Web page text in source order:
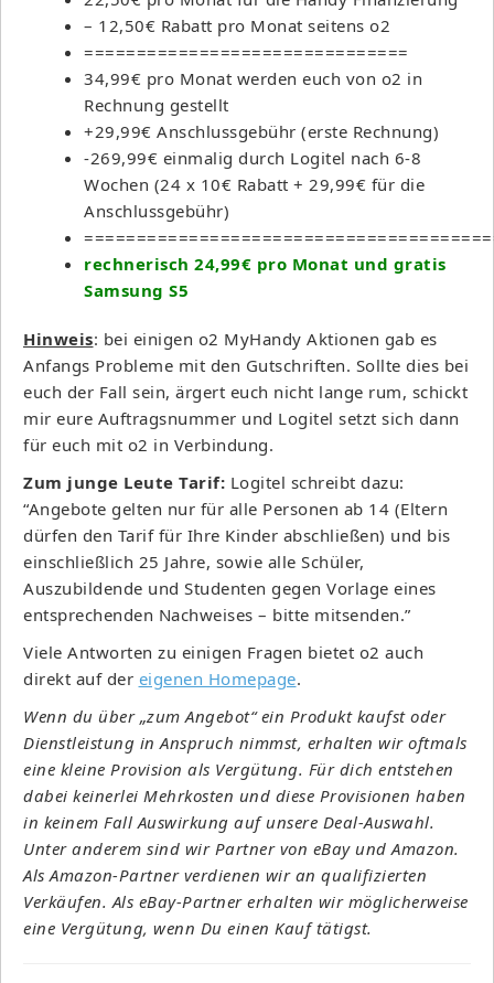
– 12,50€ Rabatt pro Monat seitens o2
===============================
34,99€ pro Monat werden euch von o2 in
Rechnung gestellt
+29,99€ Anschlussgebühr (erste Rechnung)
-269,99€ einmalig durch Logitel nach 6-8
Wochen (24 x 10€ Rabatt + 29,99€ für die
Anschlussgebühr)
rechnerisch 24,99€ pro Monat und gratis
Samsung S5
Hinweis: bei einigen o2 MyHandy Aktionen gab es
Anfangs Probleme mit den Gutschriften. Sollte dies bei
euch der Fall sein, ärgert euch nicht lange rum, schickt
mir eure Auftragsnummer und Logitel setzt sich dann
für euch mit o2 in Verbindung.
Zum junge Leute Tarif: Logitel schreibt dazu:
“Angebote gelten nur für alle Personen ab 14 (Eltern
dürfen den Tarif für Ihre Kinder abschließen) und bis
einschließlich 25 Jahre, sowie alle Schüler,
Auszubildende und Studenten gegen Vorlage eines
entsprechenden Nachweises – bitte mitsenden.”
Viele Antworten zu einigen Fragen bietet o2 auch
direkt auf der eigenen Homepage.
Wenn du über „zum Angebot“ ein Produkt kaufst oder
Dienstleistung in Anspruch nimmst, erhalten wir oftmals
eine kleine Provision als Vergütung. Für dich entstehen
dabei keinerlei Mehrkosten und diese Provisionen haben
in keinem Fall Auswirkung auf unsere Deal-Auswahl.
Unter anderem sind wir Partner von eBay und Amazon.
Als Amazon-Partner verdienen wir an qualifizierten
Verkäufen. Als eBay-Partner erhalten wir möglicherweise
eine Vergütung, wenn Du einen Kauf tätigst.